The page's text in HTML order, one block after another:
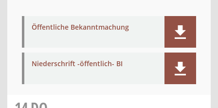
Öffentliche Bekanntmachung
Niederschrift -öffentlich- BI